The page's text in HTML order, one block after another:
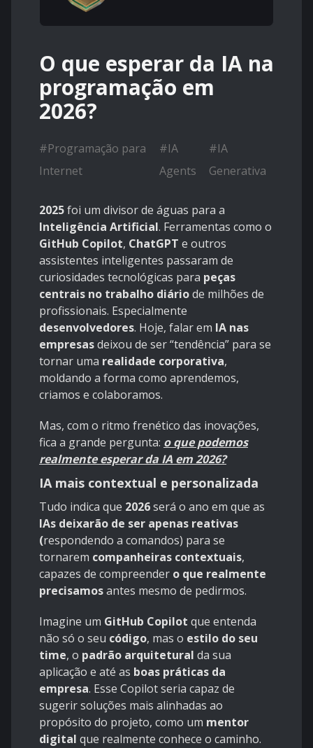
O que esperar da IA na
programação em
2026?
#Programação para
Internet
#IA
Agents
#IA
Generativa
2025foi um divisor de águas para a
Inteligência Artificial. Ferramentas como o
GitHub Copilot, ChatGPT e outros
assistentes inteligentes passaram de
curiosidades tecnológicas para peças
centrais no trabalho diáriode milhões de
profissionais. Especialmente
desenvolvedores. Hoje, falar em IA nas
empresasdeixou de ser “tendência” para se
tornar uma realidade corporativa,
moldando a forma como aprendemos,
criamos e colaboramos.
Mas, com o ritmo frenético das inovações,
fica a grande pergunta: o que podemos
realmente esperar da IA em 2026?
IA mais contextual e personalizada
Tudo indica que 2026será o ano em que as
IAs deixarão de ser apenas reativas
(respondendo a comandos) para se
tornarem companheiras contextuais,
capazes de compreender o que realmente
precisamosantes mesmo de pedirmos.
Imagine um GitHub Copilot que entenda
não só o seu código, mas o estilo do seu
time, o padrão arquitetural da sua
aplicação e até as boas práticas da
empresa. Esse Copilot seria capaz de
sugerir soluções mais alinhadas ao
propósito do projeto, como um mentor
digital que realmente conhece o caminho.